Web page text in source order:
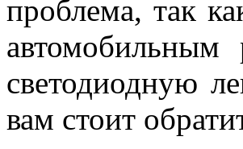
проблема, так
светодиодную
вам стоит